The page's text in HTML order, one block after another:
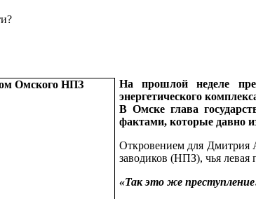
На прошлой неделе
энергетического
В Омске глава
фактами, которые давно
Откровением для Дмитрия
заводиков (НПЗ), чья левая
«Так это же